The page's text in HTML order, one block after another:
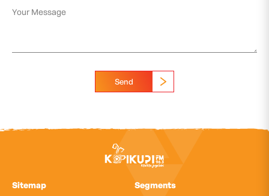
Send
Sitemap Segments